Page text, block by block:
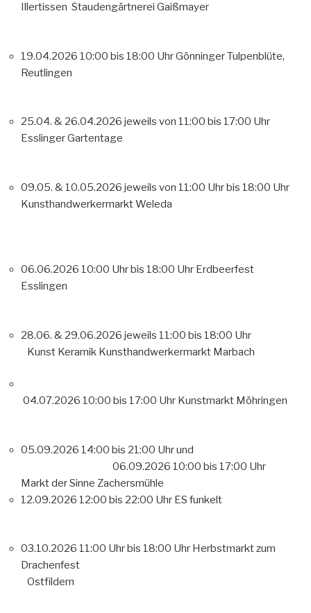
Illertissen Staudengärtnerei Gaißmayer
19.04.2026 10:00 bis 18:00 Uhr Gönninger Tulpenblüte,
Reutlingen
25.04. & 26.04.2026 jeweils von 11:00 bis 17:00 Uhr
Esslinger Gartentage
09.05. & 10.05.2026 jeweils von 11:00 Uhr bis 18:00 Uhr
Kunsthandwerkermarkt Weleda
06.06.2026 10:00 Uhr bis 18:00 Uhr Erdbeerfest
Esslingen
28.06. & 29.06.2026 jeweils 11:00 bis 18:00 Uhr
Kunst Keramik Kunsthandwerkermarkt Marbach
04.07.2026 10:00 bis 17:00 Uhr Kunstmarkt Möhringen
05.09.2026 14:00 bis 21:00 Uhr und
06.09.2026 10:00 bis 17:00 Uhr
Markt der Sinne Zachersmühle
12.09.2026 12:00 bis 22:00 Uhr ES funkelt
03.10.2026 11:00 Uhr bis 18:00 Uhr Herbstmarkt zum
Drachenfest
Ostfildern